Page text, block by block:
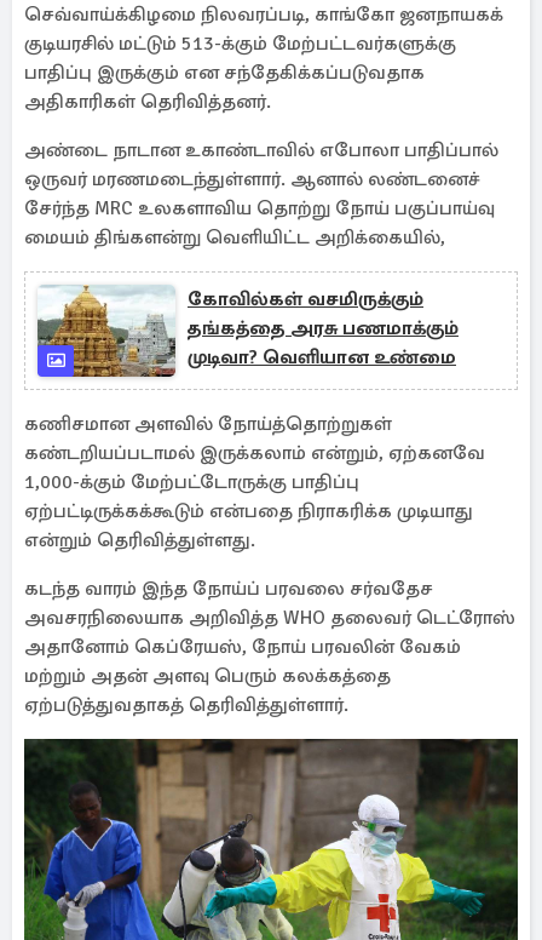
செவ்வாய்க்கிழமை நிலவரப்படி, காங்கோ ஜனநாயகக்
குடியரசில் மட்டும் 513-க்கும் மேற்பட்டவர்களுக்கு
பாதிப்பு இருக்கும் என சந்தேகிக்கப்படுவதாக
அதிகாரிகள் தெரிவித்தனர்.
அண்டை நாடான உகாண்டாவில் எபோலா பாதிப்பால்
ஒருவர் மரணமடைந்துள்ளார். ஆனால் லண்டனைச்
சேர்ந்த MRC உலகளாவிய தொற்று நோய் பகுப்பாய்வு
மையம் திங்களன்று வெளியிட்ட அறிக்கையில்,
கோவில்கள் வசமிருக்கும்
தங்கத்தை அரசு பணமாக்கும்
முடிவா? வெளியான உண்மை
கணிசமான அளவில் நோய்த்தொற்றுகள்
கண்டறியப்படாமல் இருக்கலாம் என்றும், ஏற்கனவே
1,000-க்கும் மேற்பட்டோருக்கு பாதிப்பு
ஏற்பட்டிருக்கக்கூடும் என்பதை நிராகரிக்க முடியாது
என்றும் தெரிவித்துள்ளது.
கடந்த வாரம் இந்த நோய்ப் பரவலை சர்வதேச
அவசரநிலையாக அறிவித்த WHO தலைவர் டெட்ரோஸ்
அதானோம் கெப்ரேயஸ், நோய் பரவலின் வேகம்
மற்றும் அதன் அளவு பெரும் கலக்கத்தை
ஏற்படுத்துவதாகத் தெரிவித்துள்ளார்.